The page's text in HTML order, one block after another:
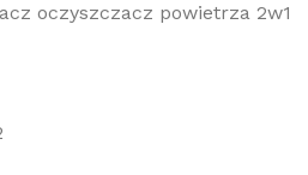
oczyszczacz powietrza 2w1